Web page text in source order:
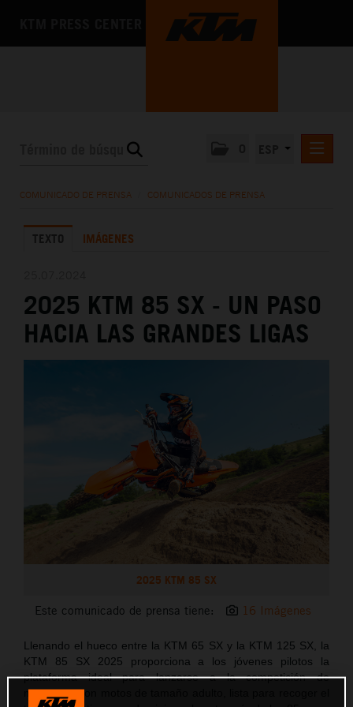
LA EMPRESA
COMUNICADO DE PRENSA COMUNICADOS DE PRENSA
TEXTO IMÁGENES
2025 KTM 85 SX - UN PASO
HACIA LAS GRANDES LIGAS
2025 KTM 85 SX
Este comunicado de prensa tiene: 16 Imágenes
Llenando el hueco entre la KTM 65 SX y la KTM 125 SX, la
KTM 85 SX 2025 proporciona a los jóvenes pilotos la
plataforma ideal para lanzarse a la competición de
motocross con motos de tamaño adulto, lista para recoger el